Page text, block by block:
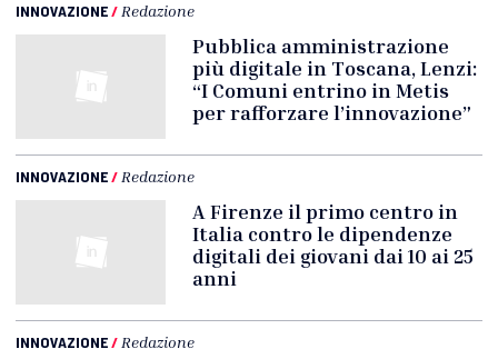
INNOVAZIONE/Redazione
Pubblica amministrazione
più digitale in Toscana, Lenzi:
“I Comuni entrino in Metis
per rafforzare l’innovazione”
INNOVAZIONE/Redazione
A Firenze il primo centro in
Italia contro le dipendenze
digitali dei giovani dai 10 ai 25
anni
INNOVAZIONE/Redazione